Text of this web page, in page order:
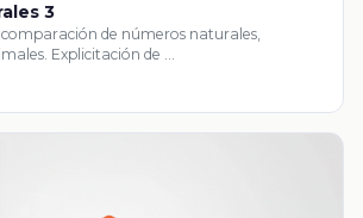
3
de números naturales,
Explicitación de …